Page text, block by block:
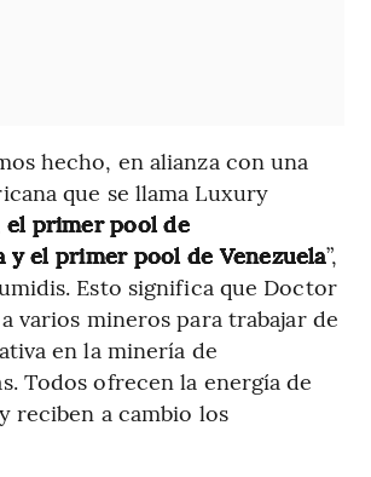
hecho, en alianza con una
que se llama Luxury
el primer pool de
y el primer pool de Venezuela”,
Esto significa que Doctor
varios mineros para trabajar de
en la minería de
Todos ofrecen la energía de
reciben a cambio los